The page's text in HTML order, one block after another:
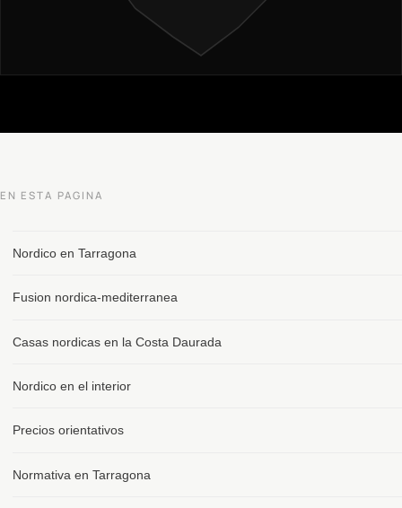
EN ESTA PAGINA
Nordico en Tarragona
Fusion nordica-mediterranea
Casas nordicas en la Costa Daurada
Nordico en el interior
Precios orientativos
Normativa en Tarragona